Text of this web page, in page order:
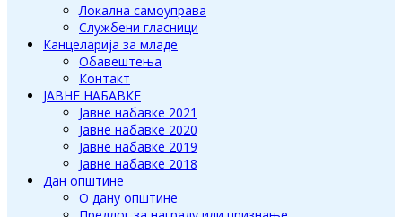
Локална самоуправа
Службени гласници
Канцеларија за младе
Обавештења
Контакт
ЈАВНЕ НАБАВКЕ
Јавне набавке 2021
Јавне набавке 2020
Јавне набавке 2019
Јавне набавке 2018
Дан општине
О дану општине